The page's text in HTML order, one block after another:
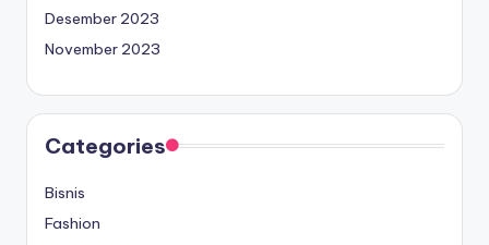
Desember 2023
November 2023
Categories
Bisnis
Fashion